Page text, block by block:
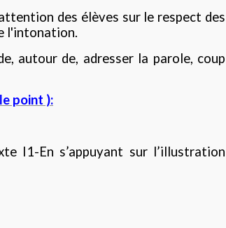
des élèves sur le respect des
l'intonation.
autour de, adresser la parole, coup
point ):
I1-En s’appuyant sur l’illustration